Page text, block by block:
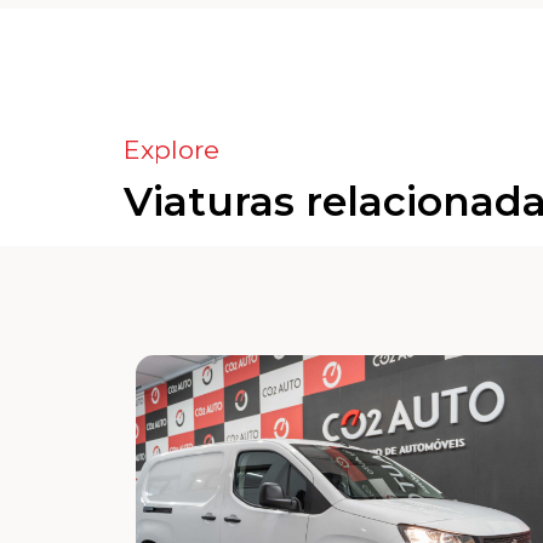
Explore
Viaturas